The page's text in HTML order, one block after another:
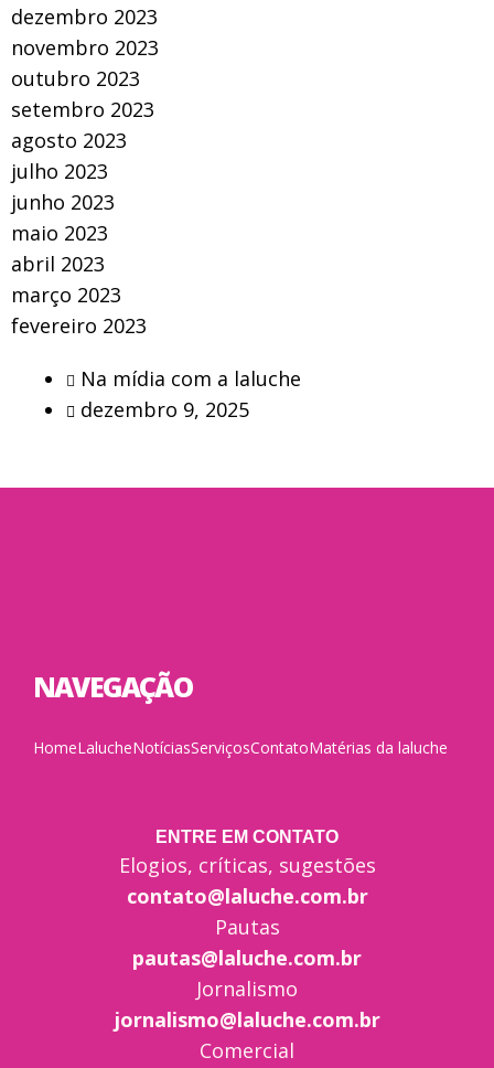
dezembro 2023
novembro 2023
outubro 2023
setembro 2023
agosto 2023
julho 2023
junho 2023
maio 2023
abril 2023
março 2023
fevereiro 2023
Na mídia com a laluche
dezembro 9, 2025
NAVEGAÇÃO
HomeLalucheNotíciasServiçosContatoMatérias da laluche
ENTRE EM CONTATO
Elogios, críticas, sugestões
contato@laluche.com.br
Pautas
pautas@laluche.com.br
Jornalismo
jornalismo@laluche.com.br
Comercial